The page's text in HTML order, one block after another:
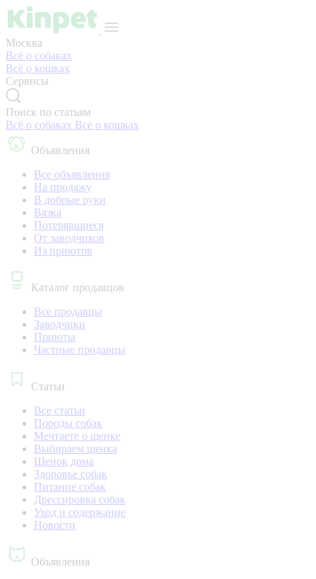
Москва
Всё о собаках
Всё о кошках
Сервисы
Поиск по статьям
Всё о собаках Всё о кошках
Объявления
Все объявления
На продажу
В добрые руки
Вязка
Потерявшиеся
От заводчиков
Из приютов
Каталог продавцов
Все продавцы
Заводчики
Приюты
Частные продавцы
Статьи
Все статьи
Породы собак
Мечтаете о щенке
Выбираем щенка
Щенок дома
Здоровье собак
Питание собак
Дрессировка собак
Уход и содержание
Новости
Объявления